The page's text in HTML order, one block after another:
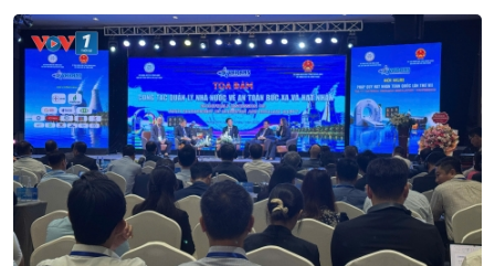
Tuyên chiến với gian lận
thương mại
đảo
Tìm hiểu biển, đảo Việt
Nam